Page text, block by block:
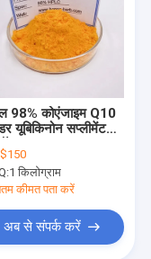
98% कोएंजाइम Q10
यूबिकिनोन सप्लीमेंट
$150
1 किलोग्राम
कीमत पता करें
अब से संपर्क करें